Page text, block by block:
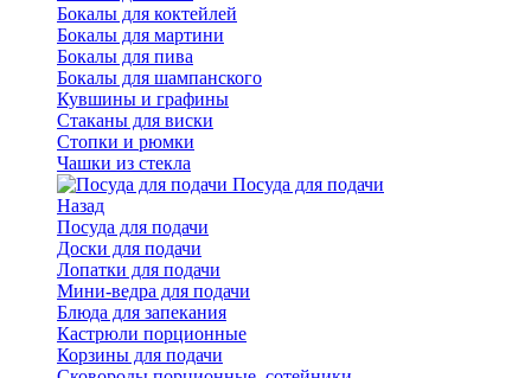
Бокалы для коктейлей
Бокалы для мартини
Бокалы для пива
Бокалы для шампанского
Кувшины и графины
Стаканы для виски
Стопки и рюмки
Чашки из стекла
Посуда для подачи
Назад
Посуда для подачи
Доски для подачи
Лопатки для подачи
Мини-ведра для подачи
Блюда для запекания
Кастрюли порционные
Корзины для подачи